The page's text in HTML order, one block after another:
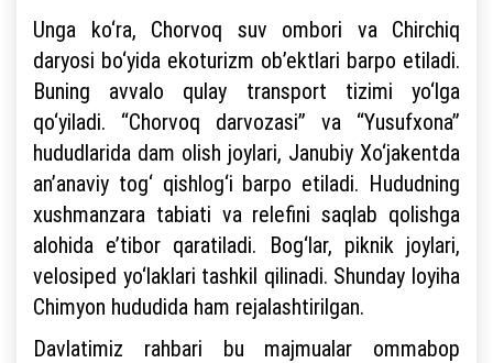
Unga ko‘ra, Chorvoq suv ombori va Chirchiq
daryosi bo‘yida ekoturizm ob’ektlari barpo etiladi.
Buning avvalo qulay transport tizimi yo‘lga
qo‘yiladi. “Chorvoq darvozasi” va “Yusufxona”
hududlarida dam olish joylari, Janubiy Xo‘jakentda
an’anaviy tog‘ qishlog‘i barpo etiladi. Hududning
xushmanzara tabiati va relefini saqlab qolishga
alohida e’tibor qaratiladi. Bog‘lar, piknik joylari,
velosiped yo‘laklari tashkil qilinadi. Shunday loyiha
Chimyon hududida ham rejalashtirilgan.
Davlatimiz rahbari bu majmualar ommabop